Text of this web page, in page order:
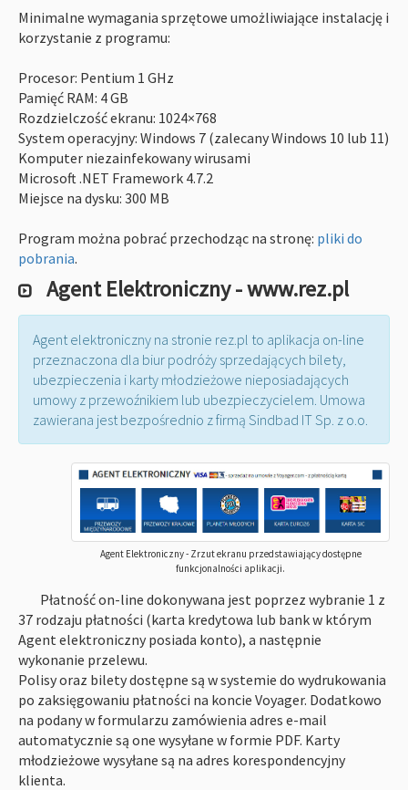
Minimalne wymagania sprzętowe umożliwiające instalację i
korzystanie z programu:
Procesor: Pentium 1 GHz
Pamięć RAM: 4 GB
Rozdzielczość ekranu: 1024×768
System operacyjny: Windows 7 (zalecany Windows 10 lub 11)
Komputer niezainfekowany wirusami
Microsoft .NET Framework 4.7.2
Miejsce na dysku: 300 MB
Program można pobrać przechodząc na stronę: pliki do
pobrania.
Agent Elektroniczny - www.rez.pl
Agent elektroniczny na stronie rez.pl to aplikacja on-line
przeznaczona dla biur podróży sprzedających bilety,
ubezpieczenia i karty młodzieżowe nieposiadających
umowy z przewoźnikiem lub ubezpieczycielem. Umowa
zawierana jest bezpośrednio z firmą Sindbad IT Sp. z o.o.
Agent Elektroniczny - Zrzut ekranu przedstawiający dostępne
funkcjonalności aplikacji.
Płatność on-line dokonywana jest poprzez wybranie 1 z
37 rodzaju płatności (karta kredytowa lub bank w którym
Agent elektroniczny posiada konto), a następnie
wykonanie przelewu.
Polisy oraz bilety dostępne są w systemie do wydrukowania
po zaksięgowaniu płatności na koncie Voyager. Dodatkowo
na podany w formularzu zamówienia adres e-mail
automatycznie są one wysyłane w formie PDF. Karty
młodzieżowe wysyłane są na adres korespondencyjny
klienta.